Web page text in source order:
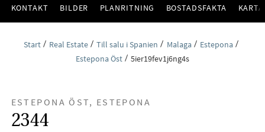
KONTAKT BILDER PLANRITNING BOSTADSFAKTA KARTA
Start Real Estate Till salu i Spanien Malaga
Estepona
Estepona Öst
5ier19fev1j6ng4s
ESTEPONA ÖST, ESTEPONA
2344